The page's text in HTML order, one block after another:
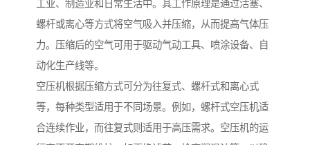
工业、制造业和日常生活中。其工作原理是通过活塞、
螺杆或离心等方式将空气吸入并压缩，从而提高气体压
力。压缩后的空气可用于驱动气动工具、喷涂设备、自
动化生产线等。
空压机根据压缩方式可分为往复式、螺杆式和离心式
等，每种类型适用于不同场景。例如，螺杆式空压机适
合连续作业，而往复式则适用于高压需求。空压机的运